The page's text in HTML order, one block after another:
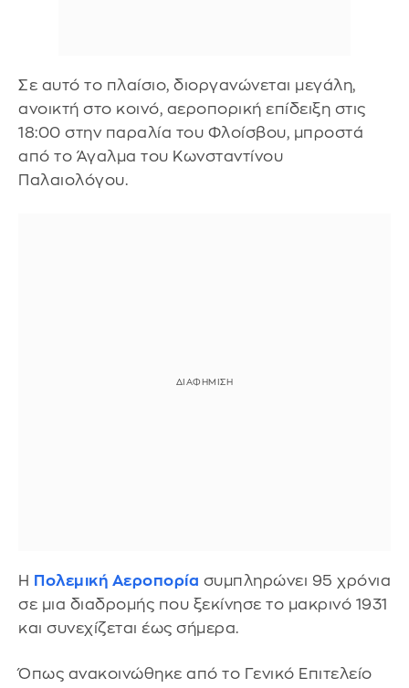
Σε αυτό το πλαίσιο, διοργανώνεται μεγάλη,
ανοικτή στο κοινό, αεροπορική επίδειξη στις
18:00 στην παραλία του Φλοίσβου, μπροστά
από το Άγαλμα του Κωνσταντίνου
Παλαιολόγου.
Η Πολεμική Αεροπορία συμπληρώνει 95 χρόνια
σε μια διαδρομής που ξεκίνησε το μακρινό 1931
και συνεχίζεται έως σήμερα.
Όπως ανακοινώθηκε από το Γενικό Επιτελείο